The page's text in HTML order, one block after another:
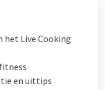
gebruik van WiFi en
omgeving van
door
de Utrechtse
Voeg fietshuur, een
Live Cooking
en uittips